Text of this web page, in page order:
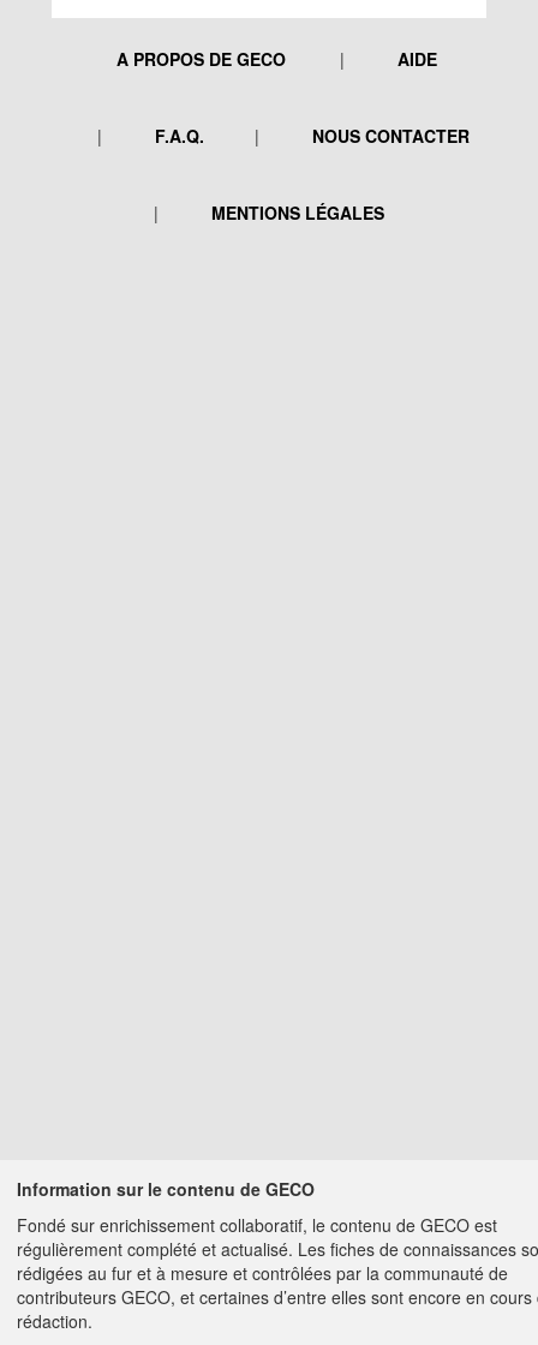
A PROPOS DE GECO AIDE
F.A.Q. NOUS CONTACTER
MENTIONS LÉGALES
Information sur le contenu de GECO
Fondé sur enrichissement collaboratif, le contenu de GECO est
régulièrement complété et actualisé. Les fiches de connaissances
rédigées au fur et à mesure et contrôlées par la communauté de
contributeurs GECO, et certaines d’entre elles sont encore en cours
rédaction.